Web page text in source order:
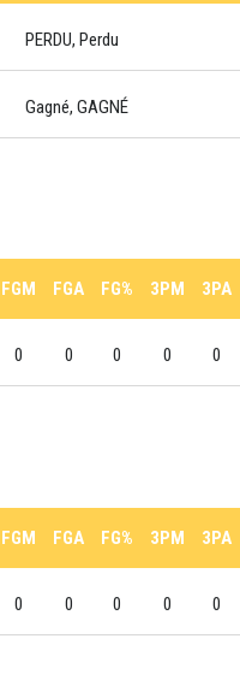
PERDU, Perdu
Gagné, GAGNÉ
FGM FGA FG% 3PM 3PA
0 0 0 0 0
FGM FGA FG% 3PM 3PA
0 0 0 0 0